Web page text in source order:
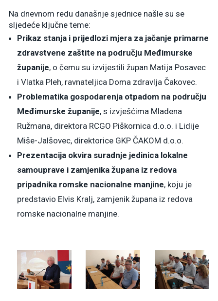
Na dnevnom redu današnje sjednice našle su se
sljedeće ključne teme:
Prikaz stanja i prijedlozi mjera za jačanje primarne
zdravstvene zaštite na području Međimurske
županije, o čemu su izvijestili župan Matija Posavec
i Vlatka Pleh, ravnateljica Doma zdravlja Čakovec.
Problematika gospodarenja otpadom na području
Međimurske županije, s izvješćima Mladena
Ružmana, direktora RCGO Piškornica d.o.o. i Lidije
Miše-Jalšovec, direktorice GKP ČAKOM d.o.o.
Prezentacija okvira suradnje jedinica lokalne
samouprave i zamjenika župana iz redova
pripadnika romske nacionalne manjine, koju je
predstavio Elvis Kralj, zamjenik župana iz redova
romske nacionalne manjine.